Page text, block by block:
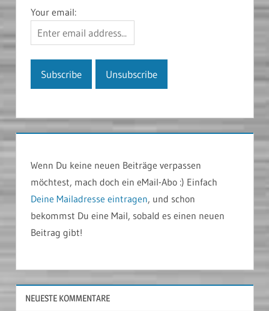
Your email:
Wenn Du keine neuen Beiträge verpassen
möchtest, mach doch ein eMail-Abo :) Einfach
Deine Mailadresse eintragen, und schon
bekommst Du eine Mail, sobald es einen neuen
Beitrag gibt!
NEUESTE KOMMENTARE